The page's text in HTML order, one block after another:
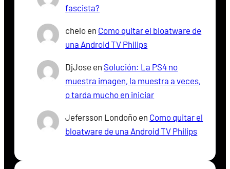
fascista?
chelo en Como quitar el bloatware de
una Android TV Philips
DjJose en Solución: La PS4 no
muestra imagen, la muestra a veces,
o tarda mucho en iniciar
Jefersson Londoño en Como quitar el
bloatware de una Android TV Philips